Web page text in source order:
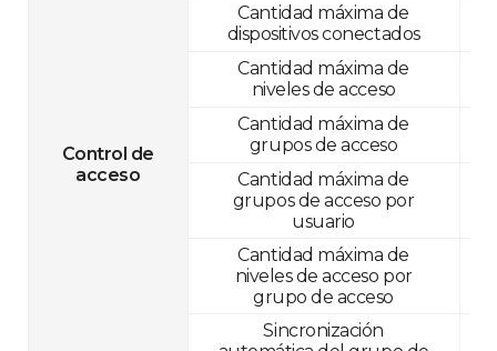
Control de
acceso
Cantidad máxima de
dispositivos conectados
Cantidad máxima de
niveles de acceso
Cantidad máxima de
grupos de acceso
Cantidad máxima de
grupos de acceso por
usuario
Cantidad máxima de
niveles de acceso por
grupo de acceso
Sincronización